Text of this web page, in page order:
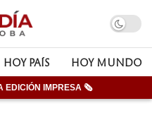
HOY PAÍS HOY MUNDO
EDICIÓN IMPRESA 🗞